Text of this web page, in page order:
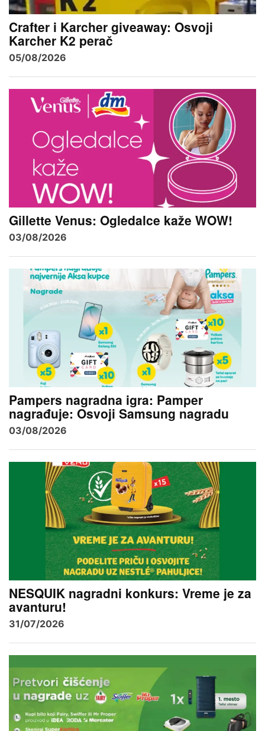
Crafter i Karcher giveaway: Osvoji
Karcher K2 perač
05/08/2026
Gillette Venus: Ogledalce kaže WOW!
03/08/2026
Pampers nagradna igra: Pamper
nagrađuje: Osvoji Samsung nagradu
03/08/2026
NESQUIK nagradni konkurs: Vreme je za
avanturu!
31/07/2026